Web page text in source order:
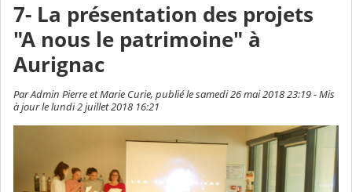
7- La présentation des projets
"A nous le patrimoine" à
Aurignac
Par Admin Pierre et Marie Curie, publié le samedi 26 mai 2018 23:19 - Mis
à jour le lundi 2 juillet 2018 16:21